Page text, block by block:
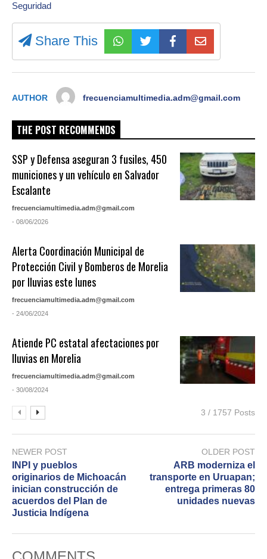
Seguridad
Share This
AUTHOR frecuenciamultimedia.adm@gmail.com
THE POST RECOMMENDS
SSP y Defensa aseguran 3 fusiles, 450
municiones y un vehículo en Salvador
Escalante
frecuenciamultimedia.adm@gmail.com
- 08/06/2026
Alerta Coordinación Municipal de
Protección Civil y Bomberos de Morelia
por lluvias este lunes
frecuenciamultimedia.adm@gmail.com
- 24/06/2024
Atiende PC estatal afectaciones por
lluvias en Morelia
frecuenciamultimedia.adm@gmail.com
- 30/08/2024
3 / 1757 Posts
NEWER POST
INPI y pueblos
originarios de Michoacán
inician construcción de
acuerdos del Plan de
Justicia Indígena
OLDER POST
ARB moderniza el
transporte en Uruapan;
entrega primeras 80
unidades nuevas